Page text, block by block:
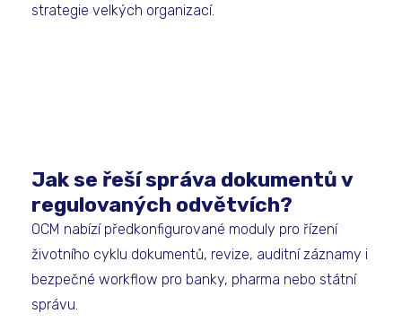
strategie velkých organizací.
Jak se řeší správa dokumentů v
regulovaných odvětvích?
OCM nabízí předkonfigurované moduly pro řízení
životního cyklu dokumentů, revize, auditní záznamy i
bezpečné workflow pro banky, pharma nebo státní
správu.